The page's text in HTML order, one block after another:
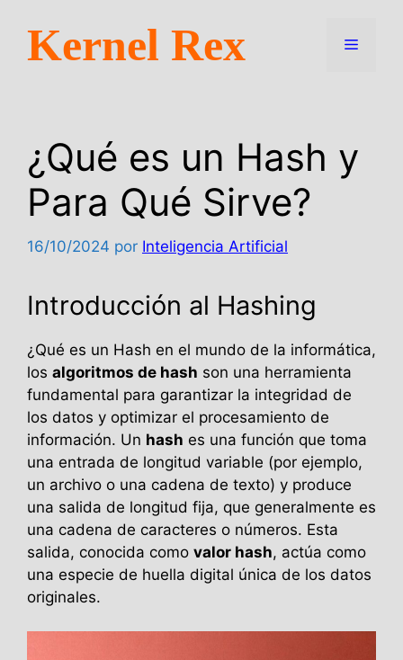
contenido
Kernel Rex Menú
¿Qué es un Hash y
Para Qué Sirve?
16/10/2024 por Inteligencia Artificial
Introducción al Hashing
¿Qué es un Hash en el mundo de la informática,
los algoritmos de hash son una herramienta
fundamental para garantizar la integridad de
los datos y optimizar el procesamiento de
información. Un hash es una función que toma
una entrada de longitud variable (por ejemplo,
un archivo o una cadena de texto) y produce
una salida de longitud fija, que generalmente es
una cadena de caracteres o números. Esta
salida, conocida como valor hash, actúa como
una especie de huella digital única de los datos
originales.